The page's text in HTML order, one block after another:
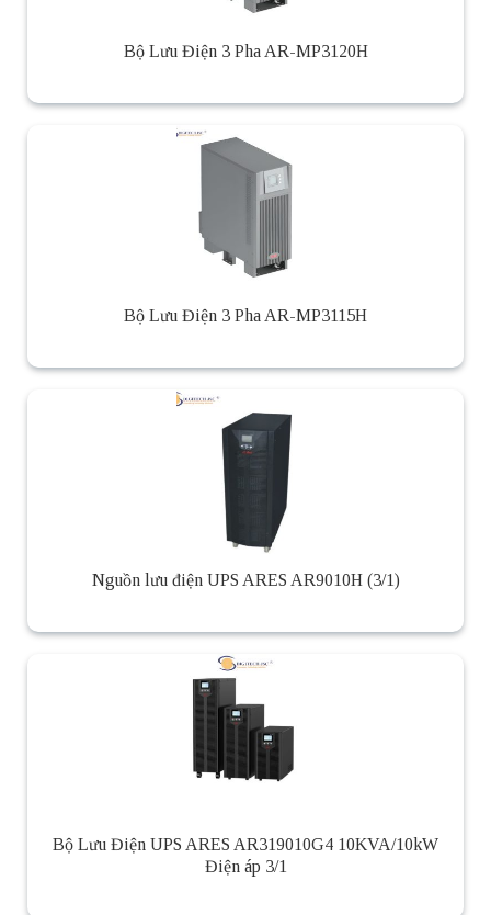
Bộ Lưu Điện 3 Pha AR-MP3120H
Bộ Lưu Điện 3 Pha AR-MP3115H
Nguồn lưu điện UPS ARES AR9010H (3/1)
Bộ Lưu Điện UPS ARES AR319010G4 10KVA/10kW
Điện áp 3/1